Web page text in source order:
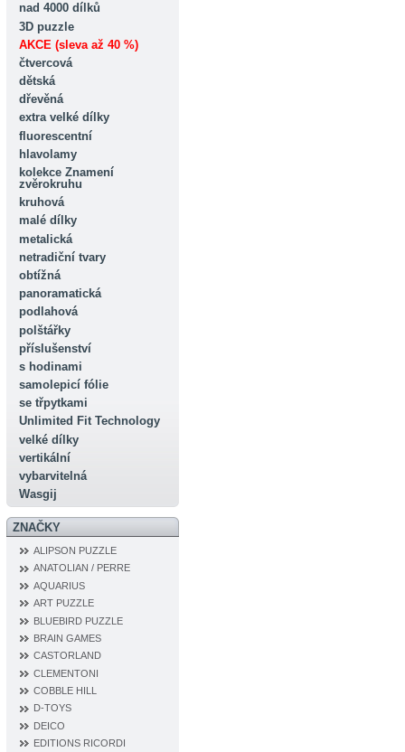
nad 4000 dílků
3D puzzle
AKCE (sleva až 40 %)
čtvercová
dětská
dřevěná
extra velké dílky
fluorescentní
hlavolamy
kolekce Znamení
zvěrokruhu
kruhová
malé dílky
metalická
netradiční tvary
obtížná
panoramatická
podlahová
polštářky
příslušenství
s hodinami
samolepicí fólie
se třpytkami
Unlimited Fit Technology
velké dílky
vertikální
vybarvitelná
Wasgij
ZNAČKY
ALIPSON PUZZLE
ANATOLIAN / PERRE
AQUARIUS
ART PUZZLE
BLUEBIRD PUZZLE
BRAIN GAMES
CASTORLAND
CLEMENTONI
COBBLE HILL
D‐TOYS
DEICO
EDITIONS RICORDI